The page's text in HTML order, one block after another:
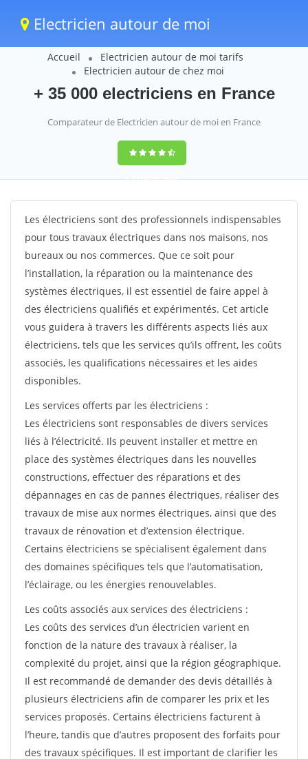
Electricien autour de moi
Accueil
Electricien autour de moi tarifs
Electricien autour de chez moi
+ 35 000 electriciens en France
Comparateur de Electricien autour de moi en France
9,2(100%)1652
votes
Les électriciens sont des professionnels indispensables
pour tous travaux électriques dans nos maisons, nos
bureaux ou nos commerces. Que ce soit pour
l’installation, la réparation ou la maintenance des
systèmes électriques, il est essentiel de faire appel à
des électriciens qualifiés et expérimentés. Cet article
vous guidera à travers les différents aspects liés aux
électriciens, tels que les services qu’ils offrent, les coûts
associés, les qualifications nécessaires et les aides
disponibles.
Les services offerts par les électriciens :
Les électriciens sont responsables de divers services
liés à l’électricité. Ils peuvent installer et mettre en
place des systèmes électriques dans les nouvelles
constructions, effectuer des réparations et des
dépannages en cas de pannes électriques, réaliser des
travaux de mise aux normes électriques, ainsi que des
travaux de rénovation et d’extension électrique.
Certains électriciens se spécialisent également dans
des domaines spécifiques tels que l’automatisation,
l’éclairage, ou les énergies renouvelables.
Les coûts associés aux services des électriciens :
Les coûts des services d’un électricien varient en
fonction de la nature des travaux à réaliser, la
complexité du projet, ainsi que la région géographique.
Il est recommandé de demander des devis détaillés à
plusieurs électriciens afin de comparer les prix et les
services proposés. Certains électriciens facturent à
l’heure, tandis que d’autres proposent des forfaits pour
des travaux spécifiques. Il est important de clarifier les